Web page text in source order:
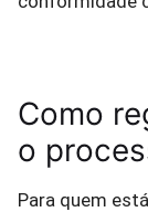
Como
o
Para quem